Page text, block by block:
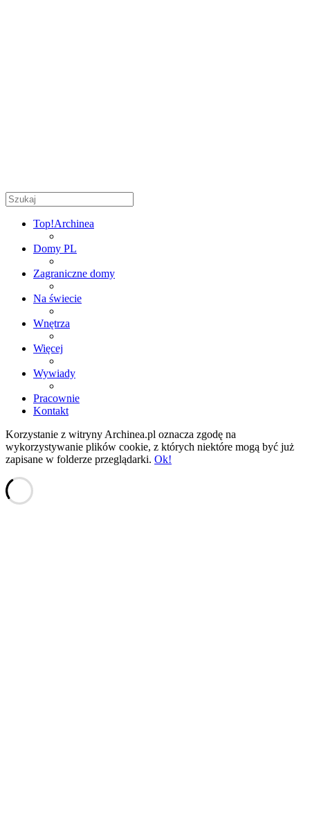
Top!Archinea
Domy PL
Zagraniczne domy
Na świecie
Wnętrza
Więcej
Wywiady
Pracownie
Kontakt
Korzystanie z witryny Archinea.pl oznacza zgodę na
wykorzystywanie plików cookie, z których niektóre mogą być już
zapisane w folderze przeglądarki. Ok!